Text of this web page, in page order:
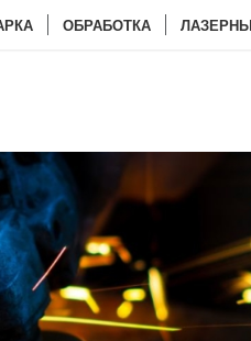
ОБРАБОТКА